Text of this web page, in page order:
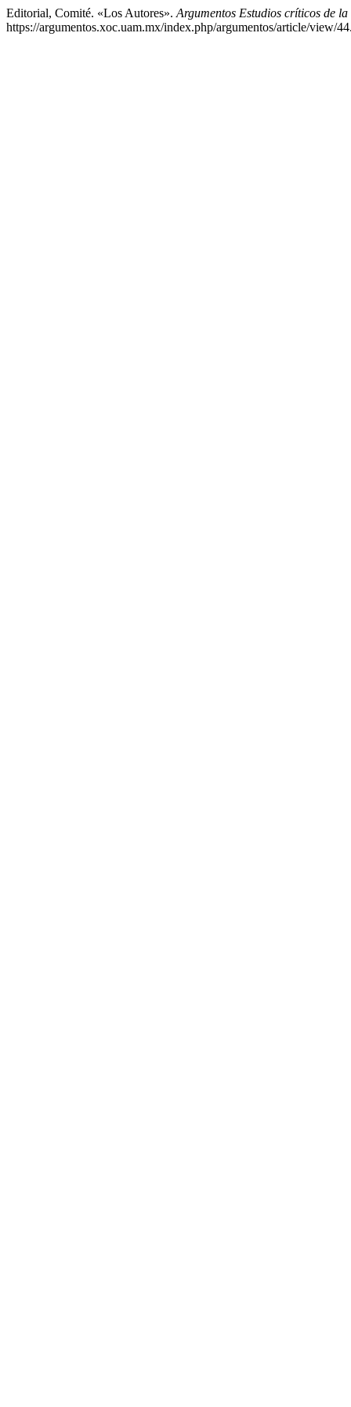
Editorial, Comité. «Los Autores». Argumentos Estudios críticos de la
https://argumentos.xoc.uam.mx/index.php/argumentos/article/view/